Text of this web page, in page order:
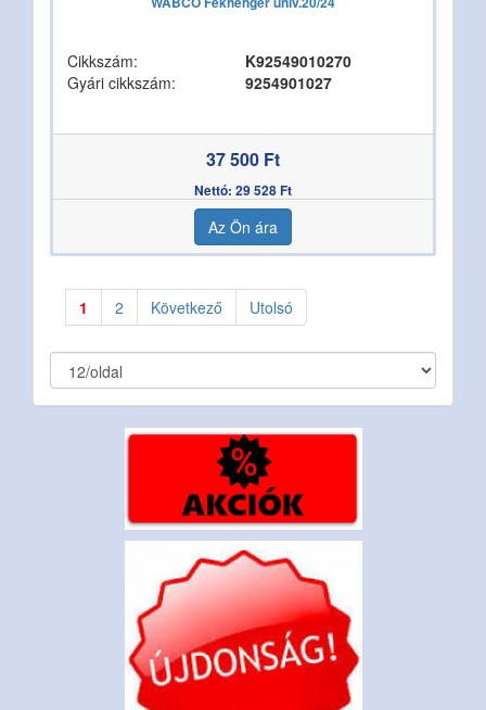
Cikkszám:
K92549010270
Gyári cikkszám:
9254901027
37 500 Ft
Nettó: 29 528 Ft
Az Ön ára
1 2 Következő Utolsó